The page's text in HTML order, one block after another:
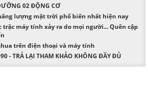
02 ĐỘNG CƠ
lượng mặt trời phổ biến nhất hiện nay
trặc máy tính xảy ra do mọi người... Quên cập
trên điện thoại và máy tính
- TRẢ LẠI THAM KHẢO KHÔNG ĐẦY ĐỦ